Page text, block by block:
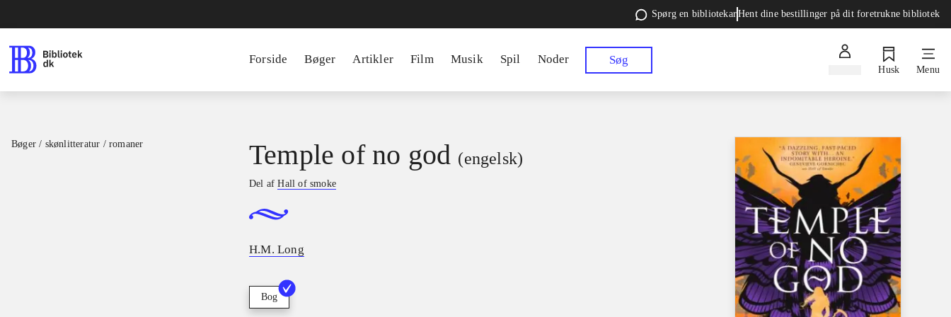
Spørg en bibliotekarHent dine bestillinger på dit foretrukne bibliotek
Forside Bøger Artikler Film Musik Spil Noder Søg
Husk Menu
Bøger / skønlitteratur / romaner Temple of no god (engelsk)
Del afHall of smoke
H.M. Long
Bog